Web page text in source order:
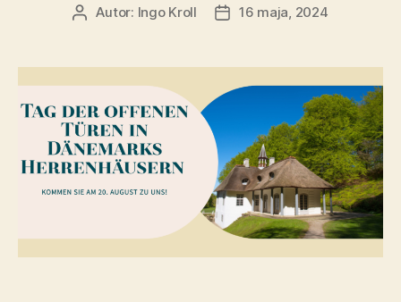
AutorAutor: Ingo Kroll
Data16 maja, 2024